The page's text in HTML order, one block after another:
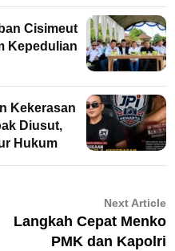
Cisimeut
Kepedulian
Kekerasan
Diusut,
Hukum
Next Article
Langkah Cepat Menko
PMK dan Kapolri